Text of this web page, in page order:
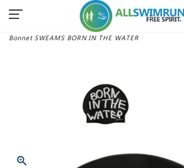
Matériel Swimrun
Bonnets
Bonnet SWEAMS BORN IN THE WATER
zoom_in